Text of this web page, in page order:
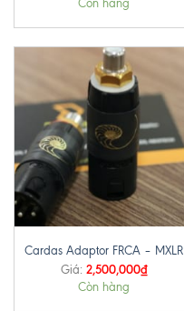
Còn hàng
Cardas Adaptor FRCA – MXLR
Giá: 2,500,000₫
Còn hàng